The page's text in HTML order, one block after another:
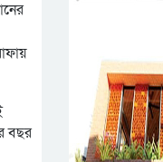
বছর